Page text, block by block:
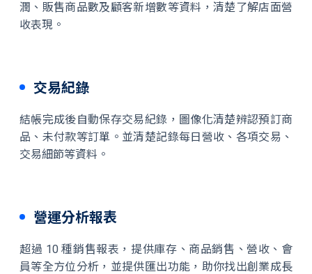
潤、販售商品數及顧客新增數等資料，清楚了解店面營
收表現。
交易紀錄
結帳完成後自動保存交易紀錄，圖像化清楚辨認預訂商
品、未付款等訂單。並清楚記錄每日營收、各項交易、
交易細節等資料。
營運分析報表
超過 10 種銷售報表，提供庫存、商品銷售、營收、會
員等全方位分析，並提供匯出功能，助你找出創業成長